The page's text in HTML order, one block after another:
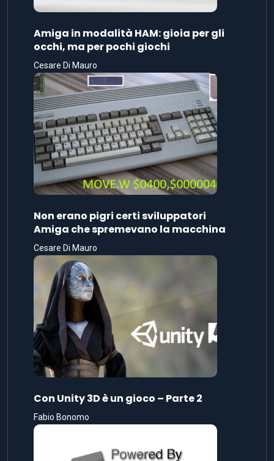
Amiga in modalità HAM: gioia per gli
occhi, ma per pochi giochi
Cesare Di Mauro
Non erano pigri certi sviluppatori
Amiga che spremevano la macchina
Cesare Di Mauro
Con Unity 3D è un gioco – Parte 2
Fabio Bonomo